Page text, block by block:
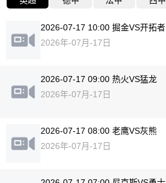
2026-07-17 10:00 掘金VS开拓者
2026年-07月-17日
2026-07-17 09:00 热火VS猛龙
2026年-07月-17日
2026-07-17 08:00 老鹰VS灰熊
2026年-07月-17日